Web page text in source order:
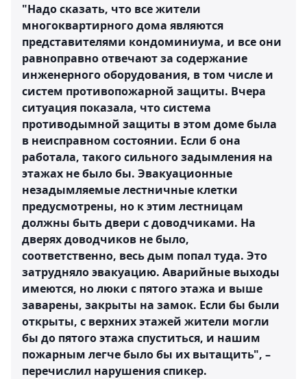
"Надо сказать, что все жители
многоквартирного дома являются
представителями кондоминиума, и все они
равноправно отвечают за содержание
инженерного оборудования, в том числе и
систем противопожарной защиты. Вчера
ситуация показала, что система
противодымной защиты в этом доме была
в неисправном состоянии. Если б она
работала, такого сильного задымления на
этажах не было бы. Эвакуационные
незадымляемые лестничные клетки
предусмотрены, но к этим лестницам
должны быть двери с доводчиками. На
дверях доводчиков не было,
соответственно, весь дым попал туда. Это
затрудняло эвакуацию. Аварийные выходы
имеются, но люки с пятого этажа и выше
заварены, закрыты на замок. Если бы были
открыты, с верхних этажей жители могли
бы до пятого этажа спуститься, и нашим
пожарным легче было бы их вытащить", –
перечислил нарушения спикер.